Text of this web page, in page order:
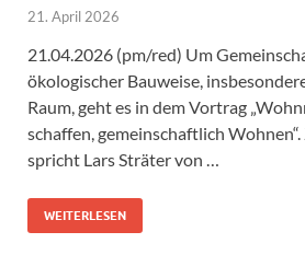
21. April 2026
21.04.2026 (pm/red) Um
ökologischer Bauweise,
Raum, geht es in dem Vortrag
schaffen, gemeinschaftlich
spricht Lars Sträter von …
WEITERLESEN